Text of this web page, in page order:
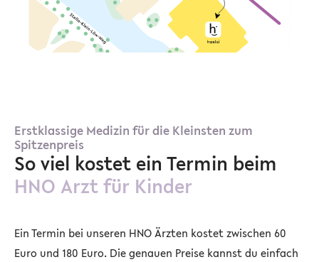
Erstklassige Medizin für die Kleinsten zum
Spitzenpreis
So viel kostet ein Termin beim
HNO Arzt für Kinder
Ein Termin bei unseren HNO Ärzten kostet zwischen 60
Euro und 180 Euro. Die genauen Preise kannst du einfach